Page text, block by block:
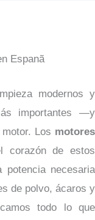
Espanã
modernos y
importantes —y
Los motores
de estos
potencia necesaria
de polvo, ácaros y
todo lo que